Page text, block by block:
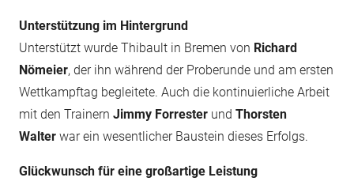
Unterstützung im Hintergrund
Unterstützt wurde Thibault in Bremen von Richard
Nömeier, der ihn während der Proberunde und am ersten
Wettkampftag begleitete. Auch die kontinuierliche Arbeit
mit den Trainern Jimmy Forrester und Thorsten
Walter war ein wesentlicher Baustein dieses Erfolgs.
Glückwunsch für eine großartige Leistung